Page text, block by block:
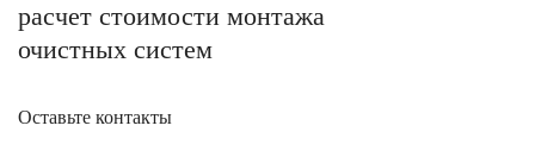
расчет стоимости монтажа
очистных систем
Оставьте контакты